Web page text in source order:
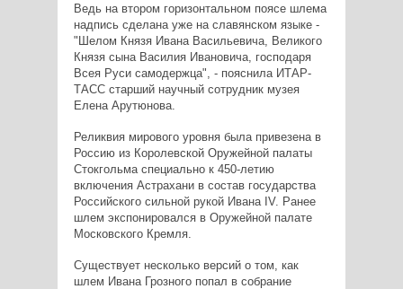
Ведь на втором горизонтальном поясе шлема
надпись сделана уже на славянском языке -
"Шелом Князя Ивана Васильевича, Великого
Князя сына Василия Ивановича, господаря
Всея Руси самодержца", - пояснила ИТАР-
ТАСС старший научный сотрудник музея
Елена Арутюнова.
Реликвия мирового уровня была привезена в
Россию из Королевской Оружейной палаты
Стокгольма специально к 450-летию
включения Астрахани в состав государства
Российского сильной рукой Ивана IV. Ранее
шлем экспонировался в Оружейной палате
Московского Кремля.
Существует несколько версий о том, как
шлем Ивана Грозного попал в собрание